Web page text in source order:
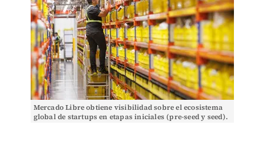
Mercado Libre obtiene visibilidad sobre el ecosistema
global de startups en etapas iniciales (pre-seed y seed).